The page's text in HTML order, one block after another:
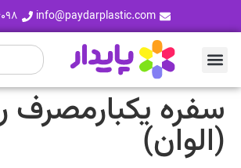
info@paydarplastic.com
سفره یکبارمصرف
(الوان)